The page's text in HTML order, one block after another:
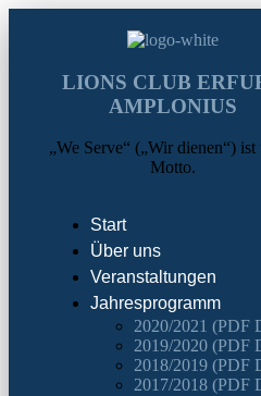
LIONS CLUB
AMPLONIUS
„We Serve“ („Wir dienen“) ist
Motto.
Start
Über uns
Veranstaltungen
Jahresprogramm
2020/2021 (PDF
2019/2020 (PDF
2018/2019 (PDF
2017/2018 (PDF